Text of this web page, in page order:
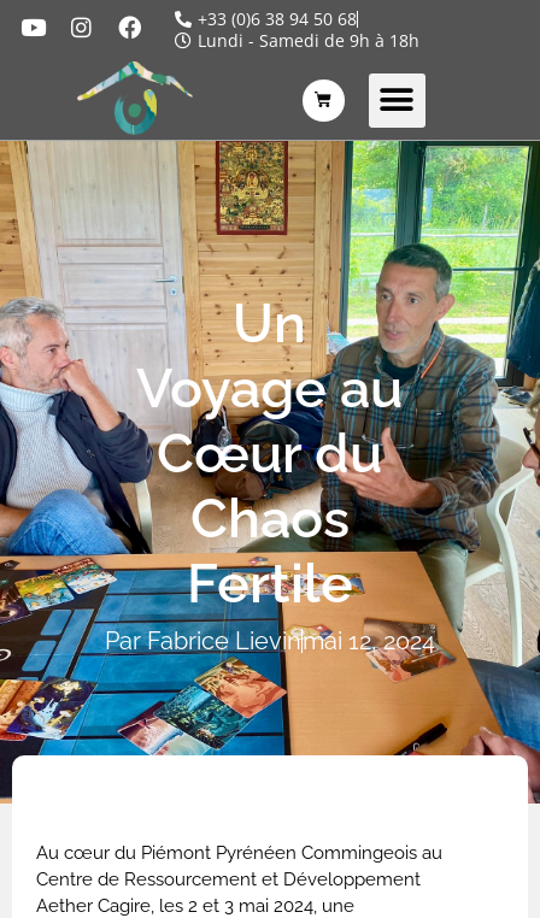
+33 (0)6 38 94 50 68
Lundi - Samedi de 9h à 18h
Un
Voyage au
Cœur du
Chaos
Fertile
ParFabrice Lievinmai 12, 2024
Au cœur du Piémont Pyrénéen Commingeois au
Centre de Ressourcement et Développement
Aether Cagire, les 2 et 3 mai 2024, une